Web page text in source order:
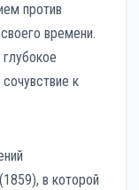
против
времени.
к
в которой